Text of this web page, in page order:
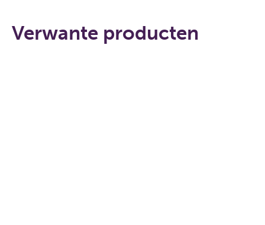
Verwante producten